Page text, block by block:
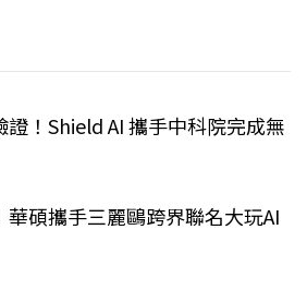
！Shield AI 攜手中科院完成無
碩攜手三麗鷗跨界聯名大玩AI